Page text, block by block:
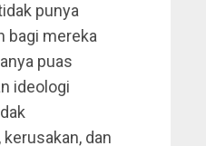
punya
bagi mereka
puas
ideologi
dan